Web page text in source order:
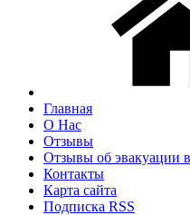
Главная
О Нас
Отзывы
Отзывы об эвакуации
Контакты
Карта сайта
Подписка RSS